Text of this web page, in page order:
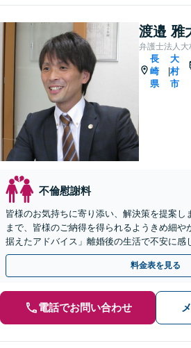
渡邉 雅
弁護士法人
長
崎
県
大
村
市
不倫慰謝料
皆様のお気持ちに寄り添い、解決策を提案し
まで、皆様のご納得を得られるようきめ細や
据えたアドバイス」離婚後の生活で不安に感
たサービスを提供します【完全個室】【子連
料金表を見る
電話でお問い合わせ